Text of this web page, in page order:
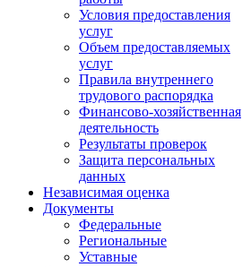
Условия предоставления
услуг
Объем предоставляемых
услуг
Правила внутреннего
трудового распорядка
Финансово-хозяйственная
деятельность
Результаты проверок
Защита персональных
данных
Независимая оценка
Документы
Федеральные
Региональные
Уставные